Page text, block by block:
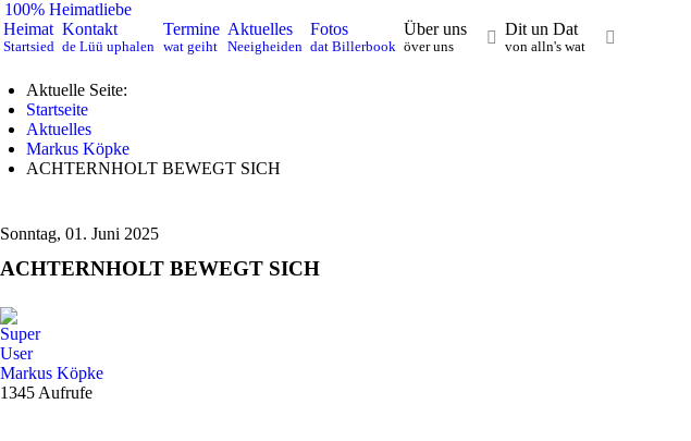
100% Heimatliebe
Heimat
Startsied
Kontakt
de Lüü uphalen
Termine
wat geiht
Aktuelles
Neeigheiden
Fotos
dat Billerbook
Über uns
över uns
Dit un Dat
von alln's wat
Aktuelle Seite:
Startseite
Aktuelles
Markus Köpke
ACHTERNHOLT BEWEGT SICH
Sonntag, 01. Juni 2025
ACHTERNHOLT BEWEGT SICH
Markus Köpke
1345 Aufrufe